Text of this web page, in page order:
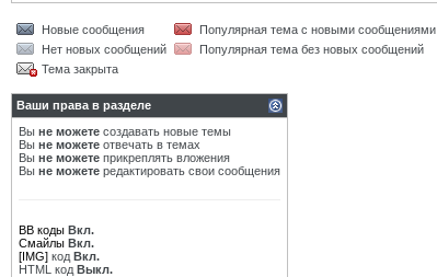
Новые сообщения
Популярная тема с новыми сообщениями
Нет новых сообщений
Популярная тема без новых сообщений
Тема закрыта
Ваши права в разделе
Вы не можете создавать новые темы
Вы не можете отвечать в темах
Вы не можете прикреплять вложения
Вы не можете редактировать свои сообщения
BB коды Вкл.
Смайлы Вкл.
[IMG] код Вкл.
HTML код Выкл.